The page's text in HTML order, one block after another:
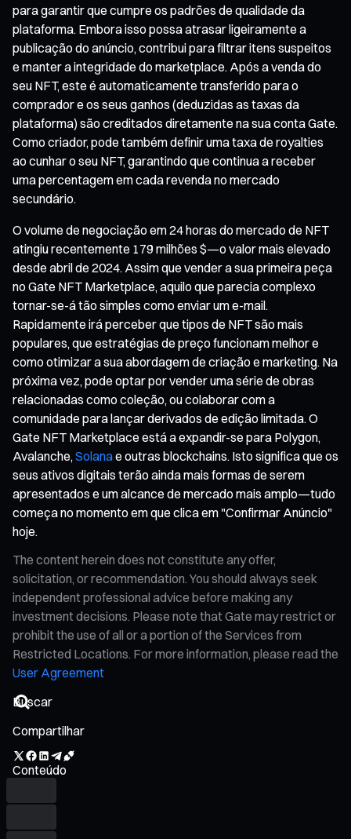
para garantir que cumpre os padrões de qualidade da
plataforma. Embora isso possa atrasar ligeiramente a
publicação do anúncio, contribui para filtrar itens suspeitos
e manter a integridade do marketplace. Após a venda do
seu NFT, este é automaticamente transferido para o
comprador e os seus ganhos (deduzidas as taxas da
plataforma) são creditados diretamente na sua conta Gate.
Como criador, pode também definir uma taxa de royalties
ao cunhar o seu NFT, garantindo que continua a receber
uma percentagem em cada revenda no mercado
secundário.
O volume de negociação em 24 horas do mercado de NFT
atingiu recentemente 179 milhões $—o valor mais elevado
desde abril de 2024. Assim que vender a sua primeira peça
no Gate NFT Marketplace, aquilo que parecia complexo
tornar-se-á tão simples como enviar um e-mail.
Rapidamente irá perceber que tipos de NFT são mais
populares, que estratégias de preço funcionam melhor e
como otimizar a sua abordagem de criação e marketing. Na
próxima vez, pode optar por vender uma série de obras
relacionadas como coleção, ou colaborar com a
comunidade para lançar derivados de edição limitada. O
Gate NFT Marketplace está a expandir-se para Polygon,
Avalanche, Solanae outras blockchains. Isto significa que os
seus ativos digitais terão ainda mais formas de serem
apresentados e um alcance de mercado mais amplo—tudo
começa no momento em que clica em "Confirmar Anúncio"
hoje.
The content herein does not constitute any offer,
solicitation, or recommendation. You should always seek
independent professional advice before making any
investment decisions. Please note that Gate may restrict or
prohibit the use of all or a portion of the Services from
Restricted Locations. For more information, please read the
User Agreement
Compartilhar
Conteúdo